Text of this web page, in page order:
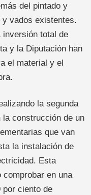
del pintado y
y vados existentes.
inversión total de
y la Diputación han
el material y el
la segunda
construcción de un
que van
la instalación de
Esta
comprobar en una
ciento de